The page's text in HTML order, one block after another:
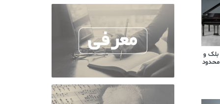
بلک و